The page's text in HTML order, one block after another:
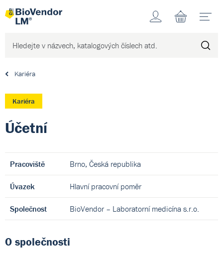
Účet
Kariéra
Kariéra
Účetní
Pracoviště Brno, Česká republika
Úvazek Hlavní pracovní poměr
Společnost BioVendor – Laboratorní medicína s.r.o.
O společnosti